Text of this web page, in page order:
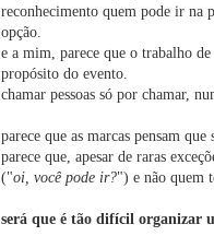
reconhecimento quem pode ir na
opção.
e a mim, parece que o trabalho de
propósito do evento.
chamar pessoas só por chamar,
parece que as marcas pensam que
parece que, apesar de raras
("oi, você pode ir?") e não quem
será que é tão difícil organizar